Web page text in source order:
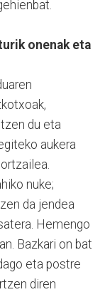
onenak eta
du eta
aukera
nuke;
da jendea
Hemengo
Bazkari on bat
eta postre
diren